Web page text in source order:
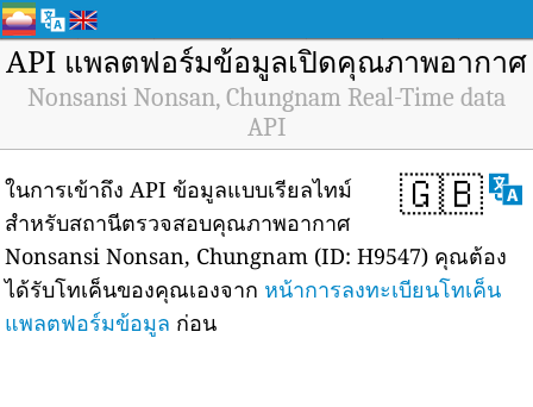
API แพลตฟอร์มข้อมูลเปิดคุณภาพอากาศ
Nonsansi Nonsan, Chungnam Real-Time data
API
🇬🇧
ในการเข้าถึง API ข้อมูลแบบเรียลไทม์
สำหรับสถานีตรวจสอบคุณภาพอากาศ
Nonsansi Nonsan, Chungnam (ID: H9547) คุณต้อง
ได้รับโทเค็นของคุณเองจาก หน้าการลงทะเบียนโทเค็น
แพลตฟอร์มข้อมูล ก่อน